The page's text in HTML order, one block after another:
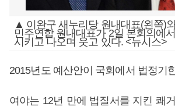
▲ 이완구 새누리당 원내대표(왼쪽)
민주연합 원내대표가 2일 본회의에
시키고 나오며 웃고 있다. <뉴시스>
2015년도 예산안이 국회에서 법정기
여야는 12년 만에 법질서를 지킨 쾌